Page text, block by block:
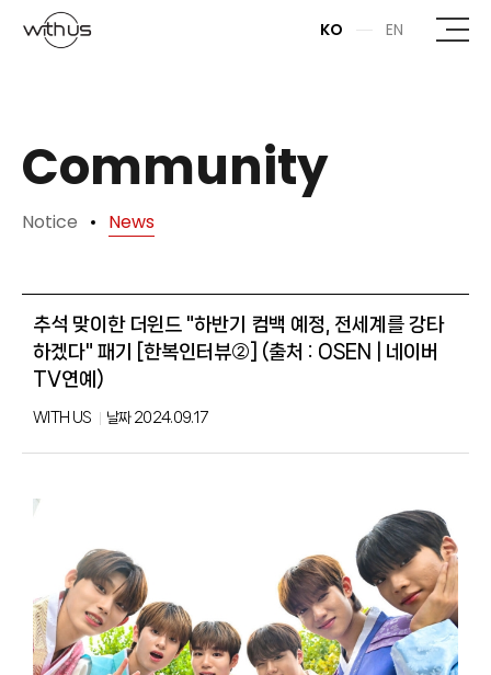
본문바로가기
KO EN
Community
Notice News
추석 맞이한 더윈드 "하반기 컴백 예정, 전세계를 강타
하겠다" 패기 [한복인터뷰②] (출처 : OSEN | 네이버
TV연예)
WITH US 날짜2024.09.17